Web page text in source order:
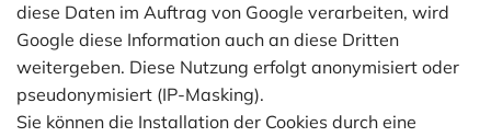
diese Daten im Auftrag von Google verarbeiten, wird
Google diese Information auch an diese Dritten
weitergeben. Diese Nutzung erfolgt anonymisiert oder
pseudonymisiert (IP-Masking).
Sie können die Installation der Cookies durch eine